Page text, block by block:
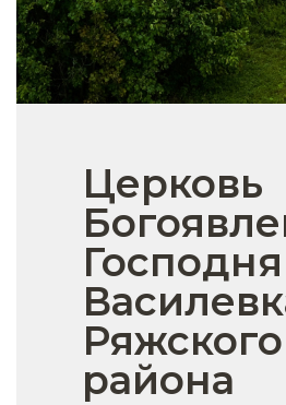
Церковь
Ряжского
района